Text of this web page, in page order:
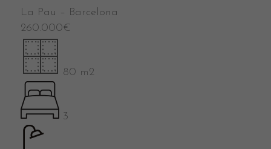
La Pau – Barcelona
260.000€
80 m2
3